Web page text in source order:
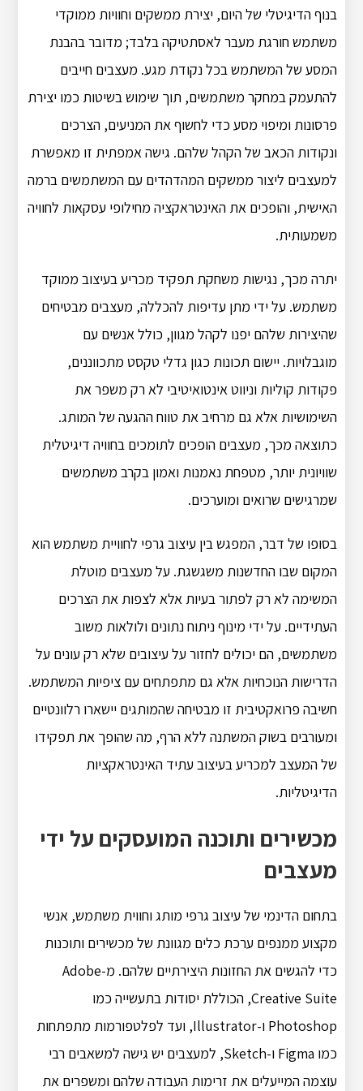
בנוף הדיגיטלי של היום, יצירת ממשקים וחוויות ממוקדי
משתמש חורגת מעבר לאסתטיקה בלבד; מדובר בהבנת
המסע של המשתמש בכל נקודת מגע. מעצבים חייבים
להתעמק במחקר משתמשים, תוך שימוש בשיטות כמו יצירת
פרסונות ומיפוי מסע כדי לחשוף את המניעים, הצרכים
ונקודות הכאב של הקהל שלהם. גישה אמפתית זו מאפשרת
למעצבים ליצור ממשקים המהדהדים עם המשתמשים ברמה
האישית, והופכים את האינטראקציה מחילופי עסקאות לחוויה
משמעותית.
יתרה מכך, נגישות משחקת תפקיד מכריע בעיצוב ממוקד
משתמש. על ידי מתן עדיפות להכללה, מעצבים מבטיחים
שהיצירות שלהם יפנו לקהל מגוון, כולל אנשים עם
מוגבלויות. יישום תכונות כגון גדלי טקסט מתכווננים,
פקודות קוליות וניווט אינטואיטיבי לא רק משפר את
השימושיות אלא גם מרחיב את טווח ההגעה של המותג.
כתוצאה מכך, מעצבים הופכים לתומכים בחוויה דיגיטלית
שוויונית יותר, מטפחת נאמנות ואמון בקרב משתמשים
שמרגישים שרואים ומוערכים.
בסופו של דבר, המפגש בין עיצוב גרפי לחוויית משתמש הוא
המקום שבו החדשנות משגשגת. על מעצבים מוטלת
המשימה לא רק לפתור בעיות אלא לצפות את הצרכים
העתידיים. על ידי מינוף ניתוח נתונים ולולאות משוב
משתמשים, הם יכולים לחזור על עיצובים שלא רק עונים על
הדרישות הנוכחיות אלא גם מתפתחים עם ציפיות המשתמש.
חשיבה פרואקטיבית זו מבטיחה שהמותגים יישארו רלוונטיים
ומעורבים בשוק המשתנה ללא הרף, מה שהופך את תפקידו
של המעצב למכריע בעיצוב עתיד האינטראקציות
הדיגיטליות.
מכשירים ותוכנה המועסקים על ידי
מעצבים
בתחום הדינמי של עיצוב גרפי מותג וחווית משתמש, אנשי
מקצוע ממנפים ערכת כלים מגוונת של מכשירים ותוכנות
כדי להגשים את החזונות היצירתיים שלהם. מ-Adobe
Creative Suite, הכוללת יסודות בתעשייה כמו
Photoshop ו-Illustrator, ועד לפלטפורמות מתפתחות
כמו Figma ו-Sketch, למעצבים יש גישה למשאבים רבי
עוצמה המייעלים את זרימות העבודה שלהם ומשפרים את